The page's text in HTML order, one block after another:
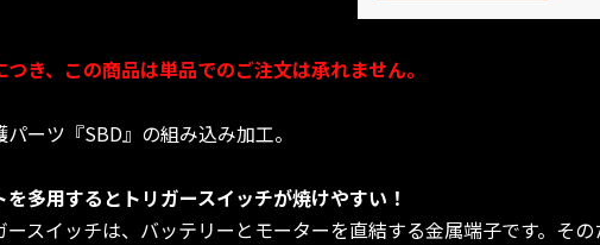
つき、この商品は単品でのご注文は承れません。
ーツ『SBD』の組み込み加工。
多用するとトリガースイッチが焼けやすい！
スイッチは、バッテリーとモーターを直結する金属端子です。そ